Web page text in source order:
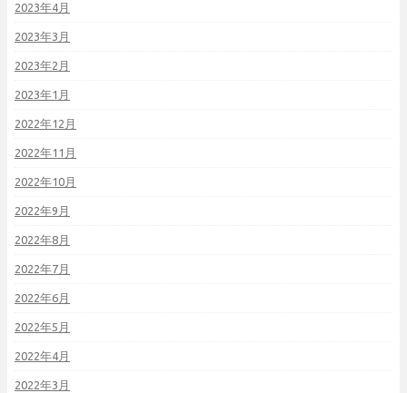
2023年4月
2023年3月
2023年2月
2023年1月
2022年12月
2022年11月
2022年10月
2022年9月
2022年8月
2022年7月
2022年6月
2022年5月
2022年4月
2022年3月